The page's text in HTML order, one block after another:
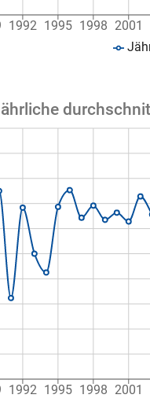
1992 1995 1998 2001
1992 1995 1998 2001